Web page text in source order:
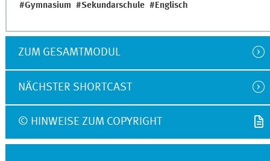
Gymnasium
Sekundarschule Englisch
ZUM GESAMTMODUL
NÄCHSTER SHORTCAST
© HINWEISE ZUM COPYRIGHT